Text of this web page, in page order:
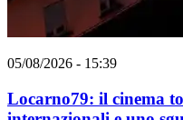
05/08/2026 - 15:39
Locarno79: il cinema